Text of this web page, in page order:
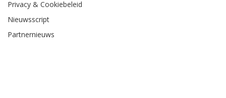
Privacy & Cookiebeleid
Nieuwsscript
Partnernieuws